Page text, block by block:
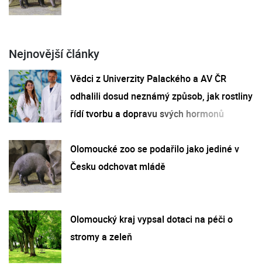
Nejnovější články
Vědci z Univerzity Palackého a AV ČR
odhalili dosud neznámý způsob, jak rostliny
řídí tvorbu a dopravu svých hormonů
Olomoucké zoo se podařilo jako jediné v
Česku odchovat mládě
Olomoucký kraj vypsal dotaci na péči o
stromy a zeleň